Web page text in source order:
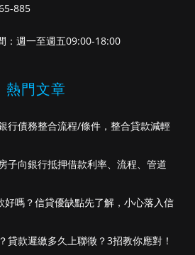
885
：週一至週五09:00-18:00
熱門文章
行債務整合流程/條件，整合貸款減輕
子向銀行抵押借款利率、流程、管道
好嗎？信貸優缺點先了解，小心落入信
貸款遲繳多久上聯徵？3招教你應對！